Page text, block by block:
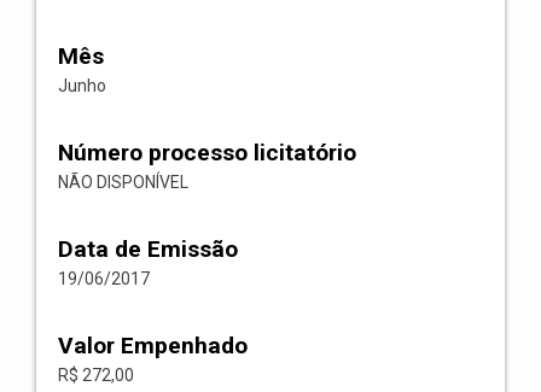
Mês
Junho
Número processo licitatório
NÃO DISPONÍVEL
Data de Emissão
19/06/2017
Valor Empenhado
R$ 272,00